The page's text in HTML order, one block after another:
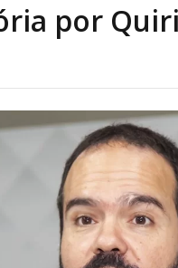
por